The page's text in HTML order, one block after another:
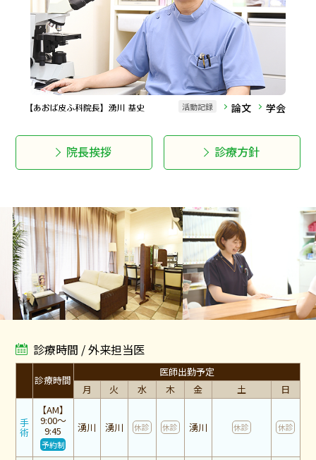
活動記録 論文 学会
院長挨拶 診療方針
診療時間 / 外来担当医
診療時間
医師出勤予定
月
火 水 木 金 土 日
手
術
【AM】
9:00～
9:45
予約制
湧川 湧川 休診 休診 湧川 休診 休診